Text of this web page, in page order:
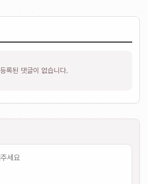
등록된 댓글이 없습니다.